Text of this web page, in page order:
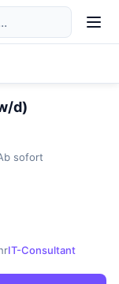
d)
sofort
IT-Consultant